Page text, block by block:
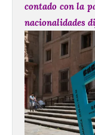
contado con la
nacionalidades